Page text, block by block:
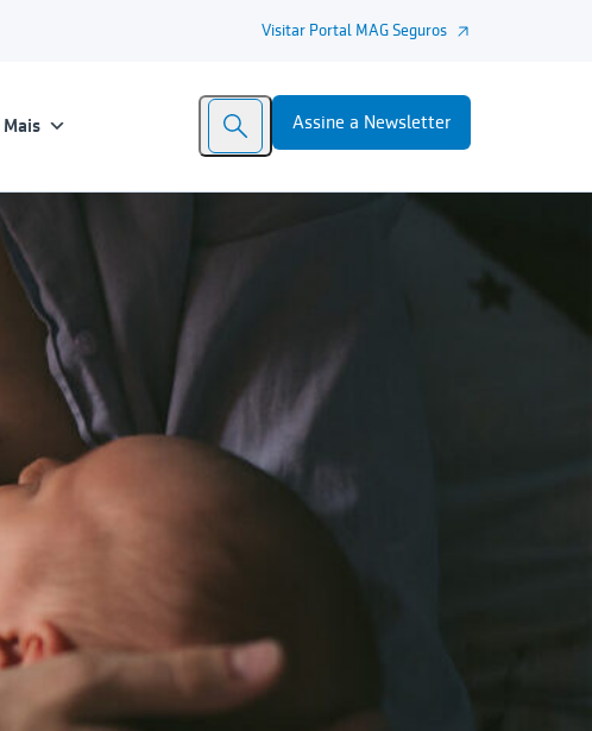
Visitar Portal MAG Seguros
Mais Assine a Newsletter